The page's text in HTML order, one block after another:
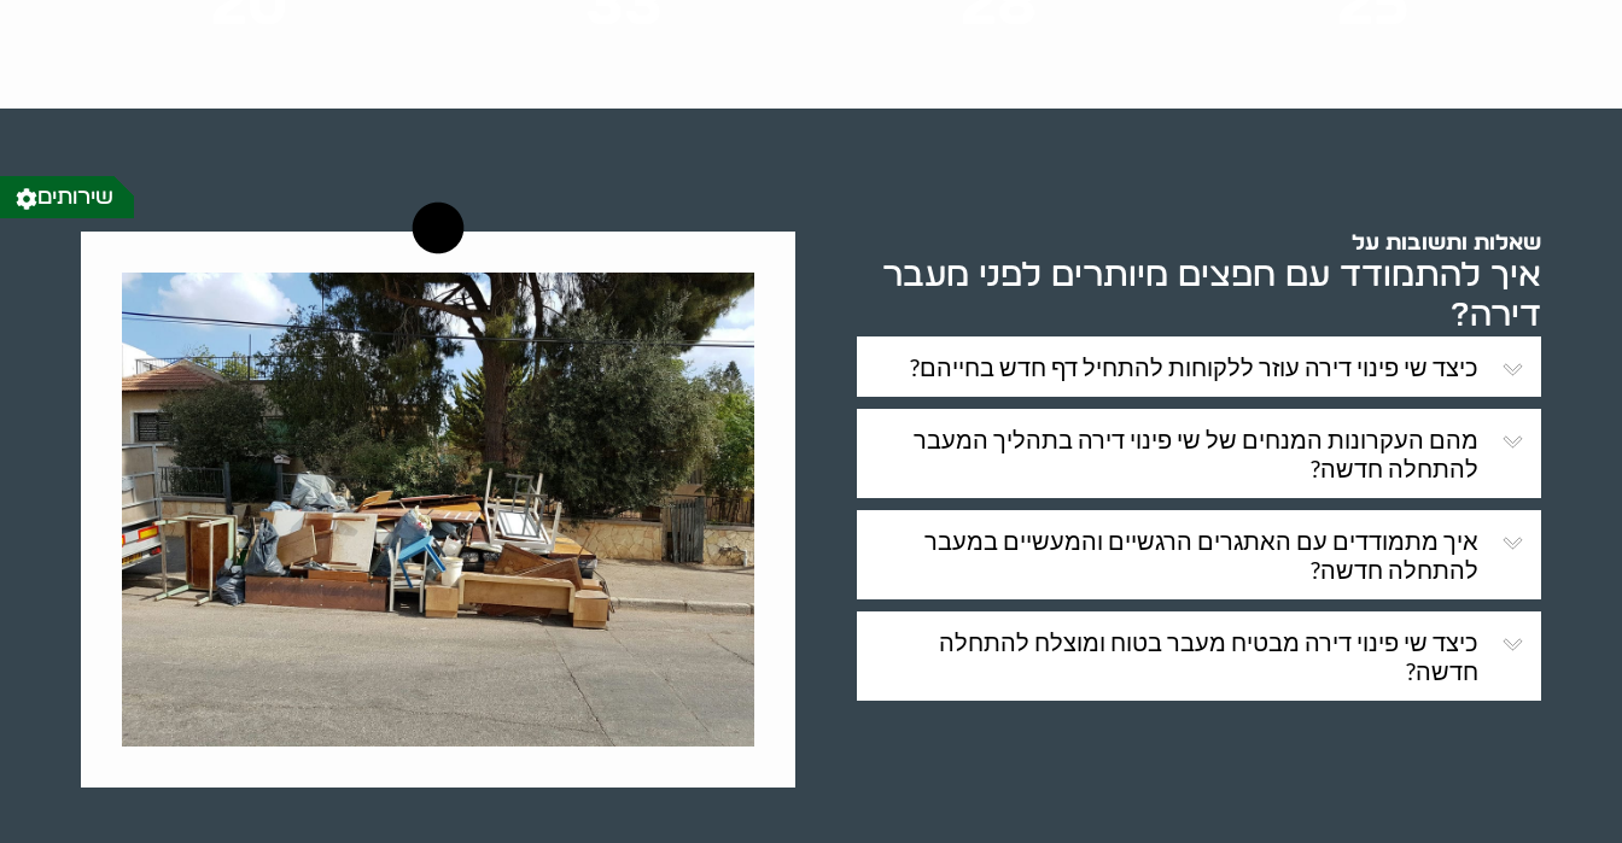
שאלות ותשובות על
איך להתמודד עם חפצים מיותרים לפני מעבר
דירה?
כיצד שי פינוי דירה עוזר ללקוחות להתחיל דף חדש בחייהם?
מהם העקרונות המנחים של שי פינוי דירה בתהליך המעבר
להתחלה חדשה?
איך מתמודדים עם האתגרים הרגשיים והמעשיים במעבר
להתחלה חדשה?
כיצד שי פינוי דירה מבטיח מעבר בטוח ומוצלח להתחלה
חדשה?
שירותים